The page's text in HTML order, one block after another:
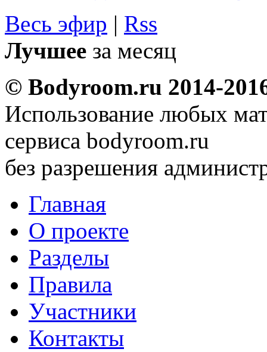
Весь эфир | Rss
Лучшее за месяц
© Bodyroom.ru 2014-
Использование любых
сервиса bodyroom.ru
без разрешения
Главная
О проекте
Разделы
Правила
Участники
Контакты